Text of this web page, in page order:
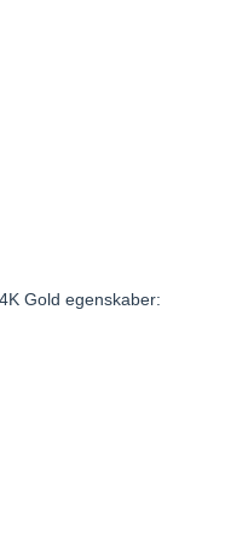
Gold egenskaber: